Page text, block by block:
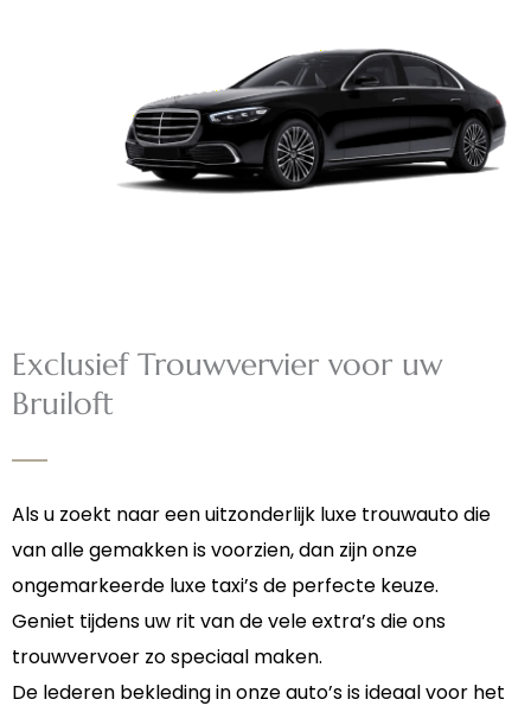
Exclusief Trouwvervier voor uw
Bruiloft
Als u zoekt naar een uitzonderlijk luxe trouwauto die
van alle gemakken is voorzien, dan zijn onze
ongemarkeerde luxe taxi’s de perfecte keuze.
Geniet tijdens uw rit van de vele extra’s die ons
trouwvervoer zo speciaal maken.
De lederen bekleding in onze auto’s is ideaal voor het